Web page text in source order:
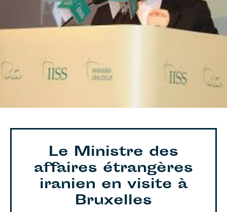
Le Ministre des
affaires étrangères
iranien en visite à
Bruxelles